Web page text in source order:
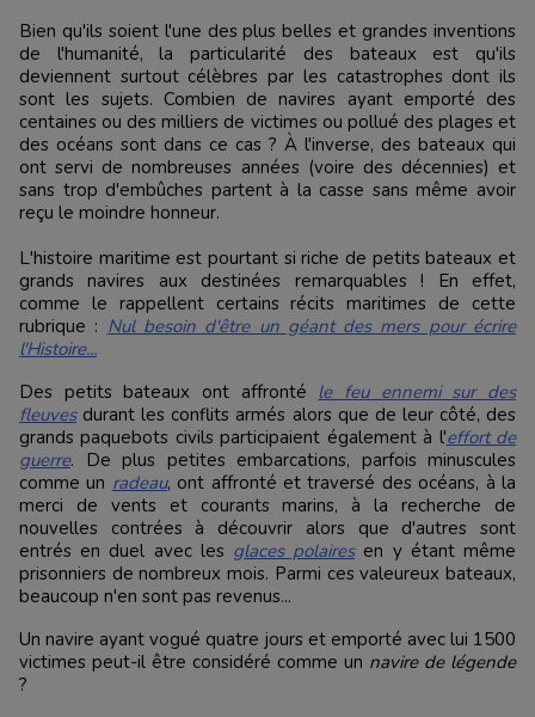
Bien qu'ils soient l'une des plus belles et grandes inventions
de l'humanité, la particularité des bateaux est qu'ils
deviennent surtout célèbres par les catastrophes dont ils
sont les sujets. Combien de navires ayant emporté des
centaines ou des milliers de victimes ou pollué des plages et
des océans sont dans ce cas ? À l'inverse, des bateaux qui
ont servi de nombreuses années (voire des décennies) et
sans trop d'embûches partent à la casse sans même avoir
reçu le moindre honneur.
L'histoire maritime est pourtant si riche de petits bateaux et
grands navires aux destinées remarquables ! En effet,
comme le rappellent certains récits maritimes de cette
rubrique : Nul besoin d'être un géant des mers pour écrire
l'Histoire...
Des petits bateaux ont affronté le feu ennemi sur des
fleuvesdurant les conflits armés alors que de leur côté, des
grands paquebots civils participaient également à l'effort de
guerre. De plus petites embarcations, parfois minuscules
comme un radeau, ont affronté et traversé des océans, à la
merci de vents et courants marins, à la recherche de
nouvelles contrées à découvrir alors que d'autres sont
entrés en duel avec les glaces polairesen y étant même
prisonniers de nombreux mois. Parmi ces valeureux bateaux,
beaucoup n'en sont pas revenus...
Un navire ayant vogué quatre jours et emporté avec lui 1500
victimes peut-il être considéré comme un navire de légende
?